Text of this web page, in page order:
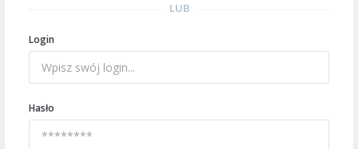
LUB
Login
Hasło